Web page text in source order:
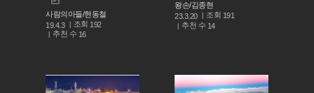
사람의아들/현동철
19.4.3
조회 192
추천 수 16
왕손/김종현
23.3.20
조회 191
추천 수 14